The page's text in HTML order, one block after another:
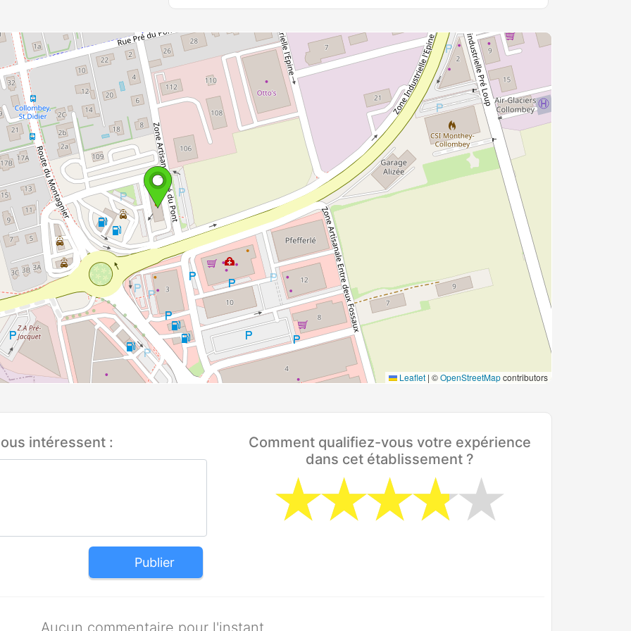
Leaflet | ©OpenStreetMapcontributors
Comment qualifiez-vous votre expérience
dans cet établissement ?
intéressent :
Publier
Aucun commentaire pour l'instant.